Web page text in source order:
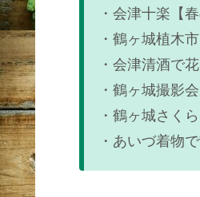
・会津十楽【春
・鶴ヶ城植木市
・会津清酒で
・鶴ヶ城撮影
・鶴ヶ城さく
・あいづ着物